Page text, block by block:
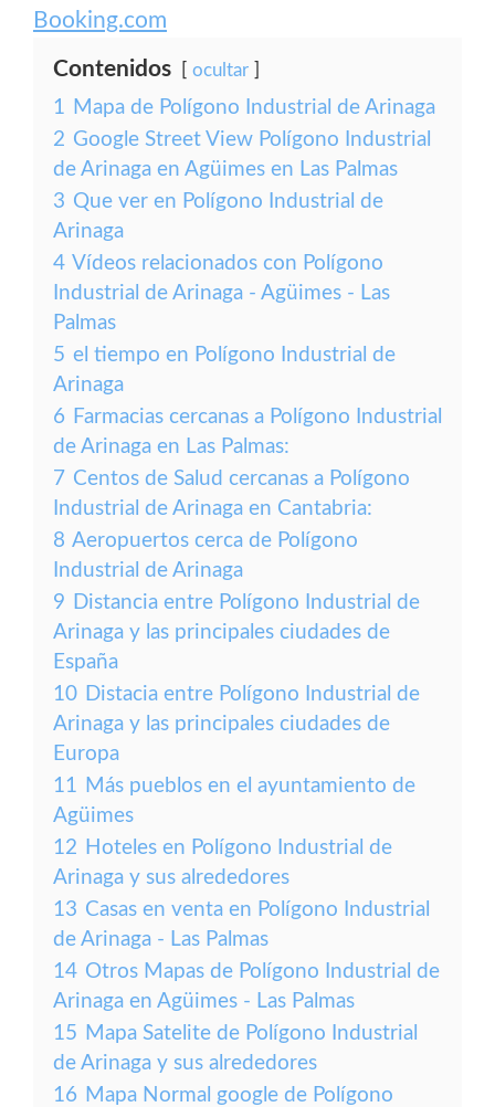
Booking.com
Contenidos ocultar
1 Mapa de Polígono Industrial de Arinaga
2 Google Street View Polígono Industrial
de Arinaga en Agüimes en Las Palmas
3 Que ver en Polígono Industrial de
Arinaga
4 Vídeos relacionados con Polígono
Industrial de Arinaga - Agüimes - Las
Palmas
5 el tiempo en Polígono Industrial de
Arinaga
6 Farmacias cercanas a Polígono Industrial
de Arinaga en Las Palmas:
7 Centos de Salud cercanas a Polígono
Industrial de Arinaga en Cantabria:
8 Aeropuertos cerca de Polígono
Industrial de Arinaga
9 Distancia entre Polígono Industrial de
Arinaga y las principales ciudades de
España
10 Distacia entre Polígono Industrial de
Arinaga y las principales ciudades de
Europa
11 Más pueblos en el ayuntamiento de
Agüimes
12 Hoteles en Polígono Industrial de
Arinaga y sus alrededores
13 Casas en venta en Polígono Industrial
de Arinaga - Las Palmas
14 Otros Mapas de Polígono Industrial de
Arinaga en Agüimes - Las Palmas
15 Mapa Satelite de Polígono Industrial
de Arinaga y sus alrededores
16 Mapa Normal google de Polígono